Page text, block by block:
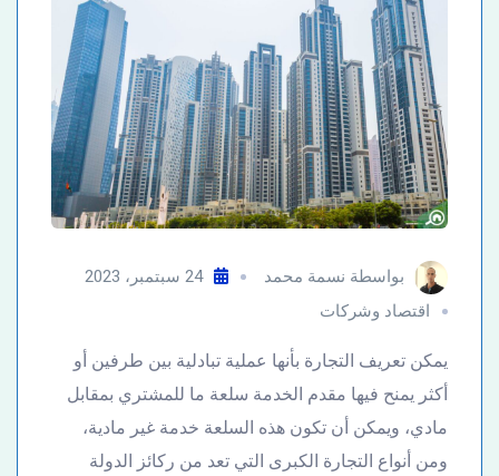
بواسطة نسمة محمد
24 سبتمبر، 2023
اقتصاد وشركات
يمكن تعريف التجارة بأنها عملية تبادلية بين طرفين أو
أكثر يمنح فيها مقدم الخدمة سلعة ما للمشتري بمقابل
مادي، ويمكن أن تكون هذه السلعة خدمة غير مادية،
ومن أنواع التجارة الكبرى التي تعد من ركائز الدولة